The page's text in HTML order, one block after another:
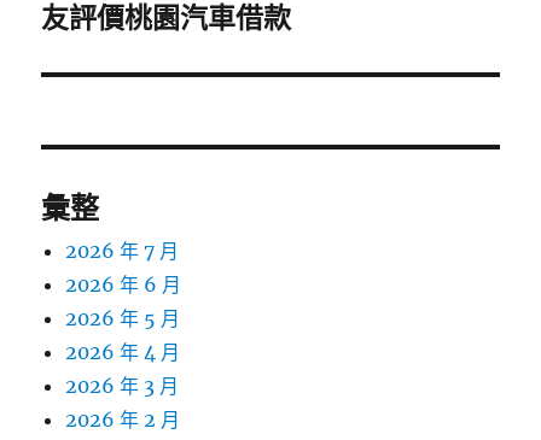
一
文
友評價桃園汽車借款
彙整
2026 年 7 月
2026 年 6 月
2026 年 5 月
2026 年 4 月
2026 年 3 月
2026 年 2 月